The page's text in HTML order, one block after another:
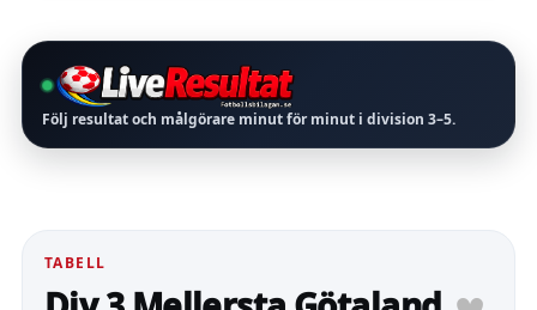
Följ resultat och målgörare minut för minut i division 3–5.
TABELL